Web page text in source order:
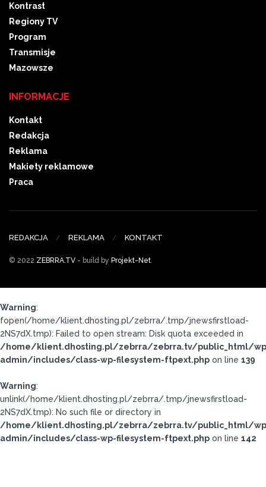
Kontrast
Regiony TV
Program
Transmisje
Mazowsze
INFORMACJE
Kontakt
Redakcja
Reklama
Makiety reklamowe
Praca
REDAKCJA REKLAMA KONTAKT
© 2022 ZEBRRA.TV - build by Projekt-Net.
Warning:
fopen(/home/klient.dhosting.pl/zebrra/.tmp/jnewsfirstload-
2NS7dX.tmp): Failed to open stream: Disk quota exceeded in
/home/klient.dhosting.pl/zebrra/zebrra.tv/public_html/
admin/includes/class-wp-filesystem-ftpext.php on line 139
Warning:
unlink(/home/klient.dhosting.pl/zebrra/.tmp/jnewsfirstload-
2NS7dX.tmp): No such file or directory in
/home/klient.dhosting.pl/zebrra/zebrra.tv/public_html/
admin/includes/class-wp-filesystem-ftpext.php on line 142